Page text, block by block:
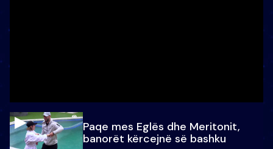
Paqe mes Eglës dhe Meritonit,
banorët kërcejnë së bashku